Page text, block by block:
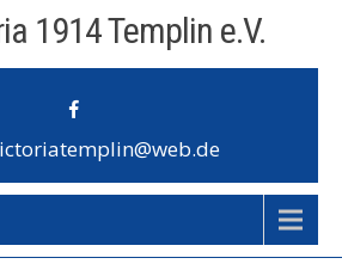
1914 Templin e.V.